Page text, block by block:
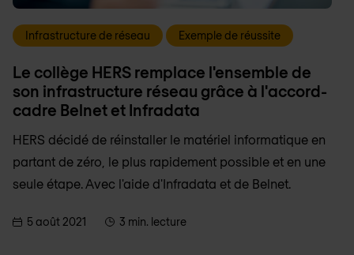
Infrastructure de réseau Exemple de réussite
Le collège HERS remplace l'ensemble de
son infrastructure réseau grâce à l'accord-
cadre Belnet et Infradata
HERS décidé de réinstaller le matériel informatique en
partant de zéro, le plus rapidement possible et en une
seule étape. Avec l'aide d'Infradata et de Belnet.
5 août 2021 3 min. lecture